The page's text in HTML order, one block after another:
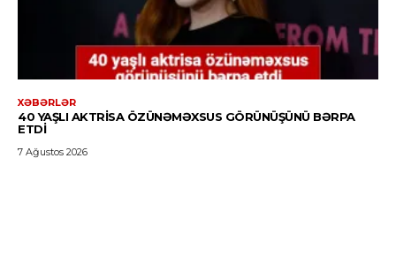
XƏBƏRLƏR
40 YAŞLI AKTRISA ÖZÜNƏMƏXSUS GÖRÜNÜŞÜNÜ BƏRPA
ETDI
7 Ağustos 2026